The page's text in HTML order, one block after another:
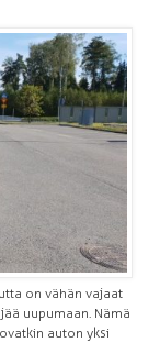
on vähän vajaat
uupumaan. Nämä
auton yksi